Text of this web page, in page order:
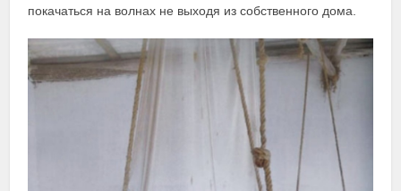
покачаться на волнах не выходя из собственного дома.